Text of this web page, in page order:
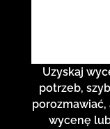
Uzyskaj
potrzeb,
porozmawiać,
wycenę